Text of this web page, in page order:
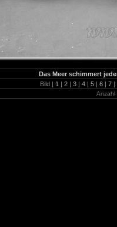
Das Meer schimmert
Bild | 1 | 2 | 3 | 4 | 5 | 6 | 7 |
Anzahl